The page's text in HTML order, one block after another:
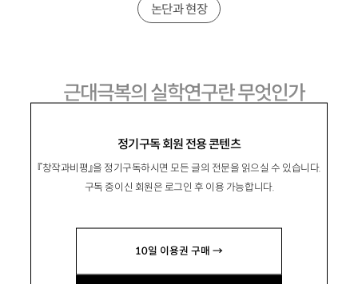
정기구독 회원 전용 콘텐츠
『창작과비평』을 정기구독하시면 모든 글의 전문을 읽으실 수 있습니다.
구독 중이신 회원은 로그인 후 이용 가능합니다.
10일 이용권 구매 →
논단과 현장
근대극복의 실학연구란 무엇인가
미야지마 히로시宮嶋博史
성균관대 동아시아학술원 교수, 토오꾜오대학 명